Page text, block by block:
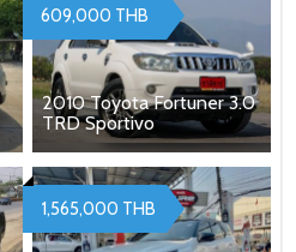
2010 Toyota Fortuner 3.0
TRD Sportivo
609,000 THB
1,565,000 THB